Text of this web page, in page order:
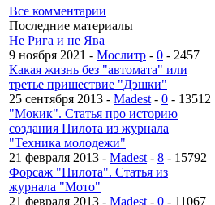
Все комментарии
Последние материалы
Не Рига и не Ява
9 ноября 2021 - Мослитр - 0 - 2457
Какая жизнь без "автомата" или
третье пришествие "Дэшки"
25 сентября 2013 - Madest - 0 - 13512
"Мокик". Статья про историю
создания Пилота из журнала
"Техника молодежи"
21 февраля 2013 - Madest - 8 - 15792
Форсаж "Пилота". Статья из
журнала "Мото"
21 февраля 2013 - Madest - 0 - 11067